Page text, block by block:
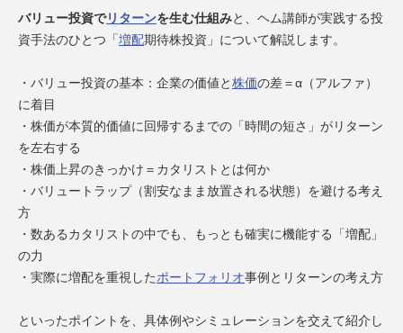
バリュー投資でリターンを生む仕組みと、ヘム講師が実践する投
資手法のひとつ「増配期待株投資」について解説します。
・バリュー投資の基本：企業の価値と株価の差＝α（アルファ）
に着目
・株価が本質的価値に回帰するまでの「時間の短さ」がリターン
を左右する
・株価上昇のきっかけ＝カタリストとは何か
・バリュートラップ（割安なまま放置される状態）を避ける考え
方
・数あるカタリストの中でも、もっとも確実に機能する「増配」
の力
・実際に増配を重視したポートフォリオ事例とリターンの考え方
といったポイントを、具体例やシミュレーションを交えて紹介し